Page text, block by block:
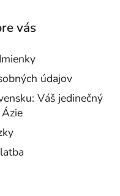
vás
údajov
Váš jedinečný